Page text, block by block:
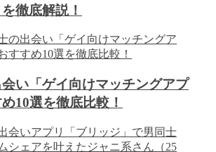
徹底解説！
い「ゲイ向けマッチングアプ
10選を徹底比較！